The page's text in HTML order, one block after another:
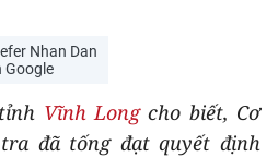
Nhan Dan
Google
Vĩnh Longcho biết, Cơ
đã tống đạt quyết định